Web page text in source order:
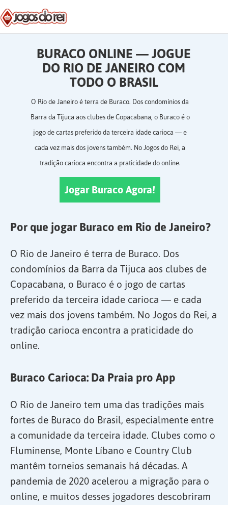
BURACO ONLINE — JOGUE
DO RIO DE JANEIRO COM
TODO O BRASIL
O Rio de Janeiro é terra de Buraco. Dos condomínios da
Barra da Tijuca aos clubes de Copacabana, o Buraco é o
jogo de cartas preferido da terceira idade carioca — e
cada vez mais dos jovens também. No Jogos do Rei, a
tradição carioca encontra a praticidade do online.
Jogar Buraco Agora!
Por que jogar Buraco em Rio de Janeiro?
O Rio de Janeiro é terra de Buraco. Dos
condomínios da Barra da Tijuca aos clubes de
Copacabana, o Buraco é o jogo de cartas
preferido da terceira idade carioca — e cada
vez mais dos jovens também. No Jogos do Rei, a
tradição carioca encontra a praticidade do
online.
Buraco Carioca: Da Praia pro App
O Rio de Janeiro tem uma das tradições mais
fortes de Buraco do Brasil, especialmente entre
a comunidade da terceira idade. Clubes como o
Fluminense, Monte Líbano e Country Club
mantêm torneios semanais há décadas. A
pandemia de 2020 acelerou a migração para o
online, e muitos desses jogadores descobriram